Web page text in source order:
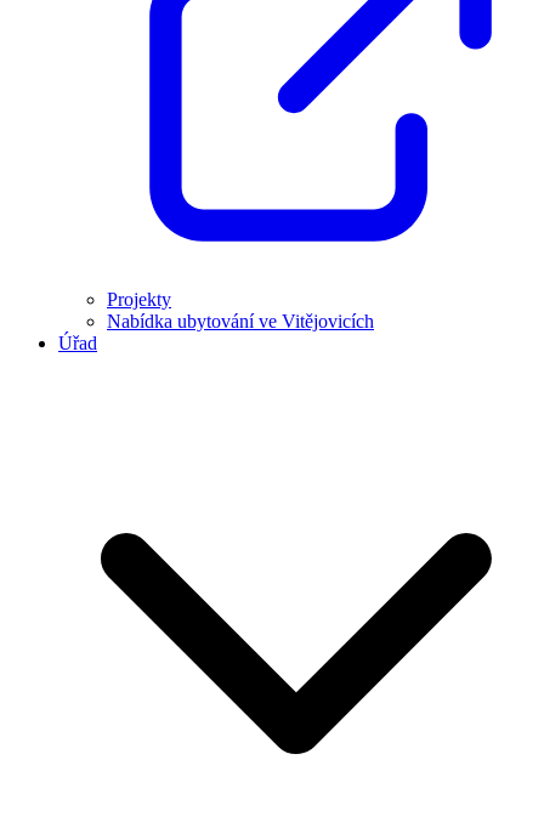
Projekty
Nabídka ubytování ve Vitějovicích
Úřad